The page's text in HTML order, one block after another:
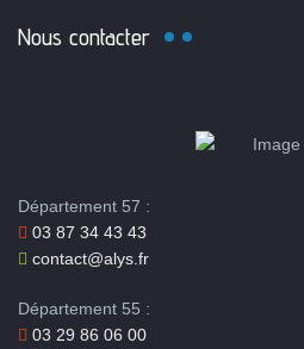
Nous contacter
Département 57 :
03 87 34 43 43
contact@alys.fr
Département 55 :
03 29 86 06 00